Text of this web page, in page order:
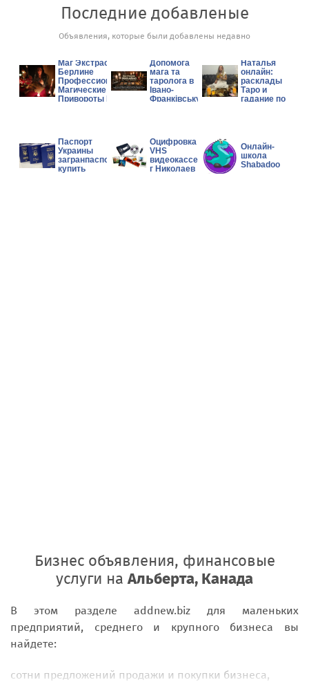
Последние добавленые
Объявления, которые были добавлены недавно
Маг Экстрасенс в
Берлине
Профессиональные
Магические Услуги
Привороты Гадание
Допомога
мага та
таролога в
Івано-
Франківську.
Наталья
онлайн:
расклады
Таро и
гадание по
Паспорт
Украины
загранпаспорт
купить
Оцифровка
VHS
видеокассет
г Николаев
Онлайн-
школа
Shabadoo
Бизнес объявления, финансовые
услуги наАльберта, Канада
В этом разделе addnew.biz для маленьких
предприятий, среднего и крупного бизнеса вы
найдете:
сотни предложений продажи и покупки бизнеса,